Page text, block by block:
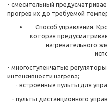
- смесительный
прогрев их до требуемой
Способ управления.
которая
нагревательного
- многоступенчатые
интенсивности нагрева;
- встроенные пульты для
- пульты дистанционного